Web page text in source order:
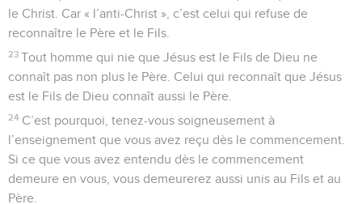
le Christ. Car « l’anti-Christ », c’est celui qui refuse de
reconnaître le Père et le Fils.
23 Tout homme qui nie que Jésus est le Fils de Dieu ne
connaît pas non plus le Père. Celui qui reconnaît que Jésus
est le Fils de Dieu connaît aussi le Père.
24 C’est pourquoi, tenez-vous soigneusement à
l’enseignement que vous avez reçu dès le commencement.
Si ce que vous avez entendu dès le commencement
demeure en vous, vous demeurerez aussi unis au Fils et au
Père.